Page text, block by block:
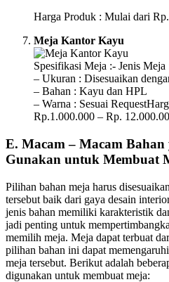
Harga Produk : Mulai dari
Meja Kantor Kayu
Spesifikasi Meja :- Jenis
– Ukuran : Disesuaikan
– Bahan : Kayu dan HPL
– Warna : Sesuai
Rp.1.000.000 – Rp.
E. Macam – Macam Bahan
Gunakan untuk Membuat
Pilihan bahan meja harus
tersebut baik dari gaya desain
jenis bahan memiliki karakteristik
jadi penting untuk
memilih meja. Meja dapat terbuat
pilihan bahan ini dapat
meja tersebut. Berikut adalah
digunakan untuk membuat meja: